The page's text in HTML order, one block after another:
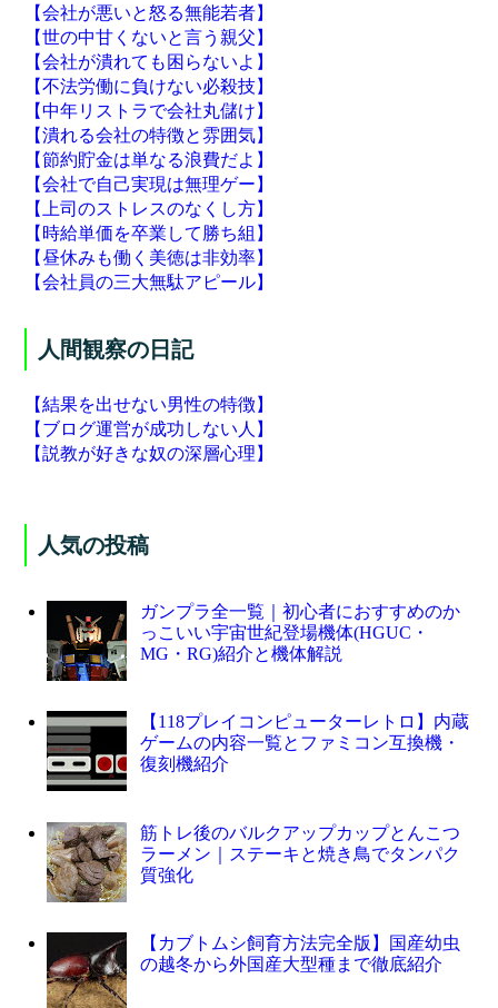
【会社が悪いと怒る無能若者】
【世の中甘くないと言う親父】
【会社が潰れても困らないよ】
【不法労働に負けない必殺技】
【中年リストラで会社丸儲け】
【潰れる会社の特徴と雰囲気】
【節約貯金は単なる浪費だよ】
【会社で自己実現は無理ゲー】
【上司のストレスのなくし方】
【時給単価を卒業して勝ち組】
【昼休みも働く美徳は非効率】
【会社員の三大無駄アピール】
人間観察の日記
【結果を出せない男性の特徴】
【ブログ運営が成功しない人】
【説教が好きな奴の深層心理】
人気の投稿
ガンプラ全一覧｜初心者におすすめのか
っこいい宇宙世紀登場機体(HGUC・
MG・RG)紹介と機体解説
【118プレイコンピューターレトロ】内蔵
ゲームの内容一覧とファミコン互換機・
復刻機紹介
筋トレ後のバルクアップカップとんこつ
ラーメン｜ステーキと焼き鳥でタンパク
質強化
【カブトムシ飼育方法完全版】国産幼虫
の越冬から外国産大型種まで徹底紹介